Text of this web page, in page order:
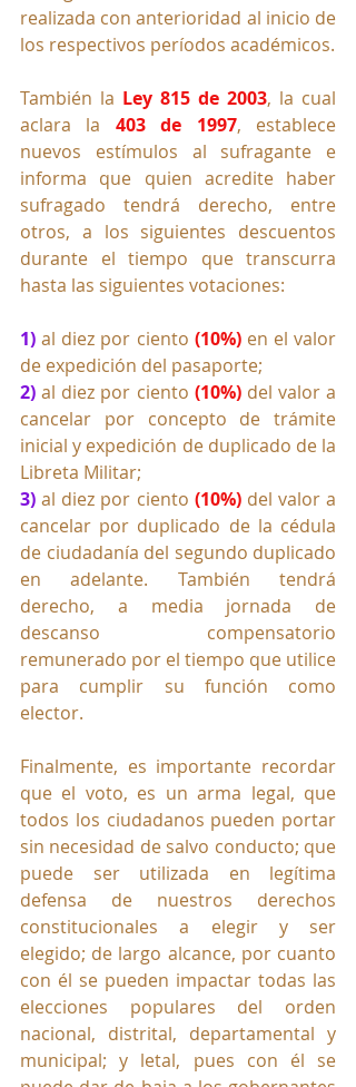
realizada con anterioridad al inicio de
los respectivos períodos académicos.
También la Ley 815 de 2003, la cual
aclara la 403 de 1997, establece
nuevos estímulos al sufragante e
informa que quien acredite haber
sufragado tendrá derecho, entre
otros, a los siguientes descuentos
durante el tiempo que transcurra
hasta las siguientes votaciones:
1) al diez por ciento (10%) en el valor
de expedición del pasaporte;
2) al diez por ciento (10%) del valor a
cancelar por concepto de trámite
inicial y expedición de duplicado de la
Libreta Militar;
3) al diez por ciento (10%) del valor a
cancelar por duplicado de la cédula
de ciudadanía del segundo duplicado
en adelante. También tendrá
derecho, a media jornada de
descanso compensatorio
remunerado por el tiempo que utilice
para cumplir su función como
elector.
Finalmente, es importante recordar
que el voto, es un arma legal, que
todos los ciudadanos pueden portar
sin necesidad de salvo conducto; que
puede ser utilizada en legítima
defensa de nuestros derechos
constitucionales a elegir y ser
elegido; de largo alcance, por cuanto
con él se pueden impactar todas las
elecciones populares del orden
nacional, distrital, departamental y
municipal; y letal, pues con él se